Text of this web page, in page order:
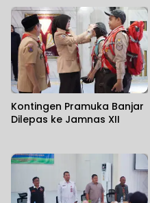
Kontingen Pramuka Banjar
Dilepas ke Jamnas XII